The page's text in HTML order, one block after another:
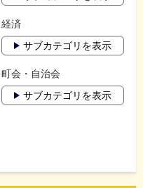
経済
サブカテゴリを表示
町会・自治会
サブカテゴリを表示